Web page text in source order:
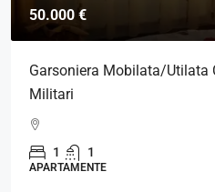
50.000 €
Garsoniera Mobilata/Utilata
Militari
1 1
APARTAMENTE